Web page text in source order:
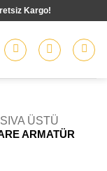
Kargo!
SIVA ÜSTÜ
ARMATÜR